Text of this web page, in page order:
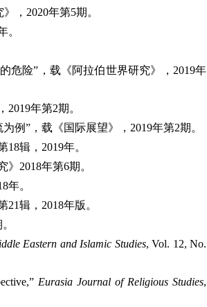
， 2020年第5期。
。
险”，载《阿拉伯世界研究》， 2019年
2019年第2期。
例”，载《国际展望》， 2019年第2期。
18辑， 2019年。
》 2018年第6期。
年。
21辑， 2018年版。
Eastern and Islamic Studies, Vol. 12, No.
Eurasia Journal of Religious Studies,